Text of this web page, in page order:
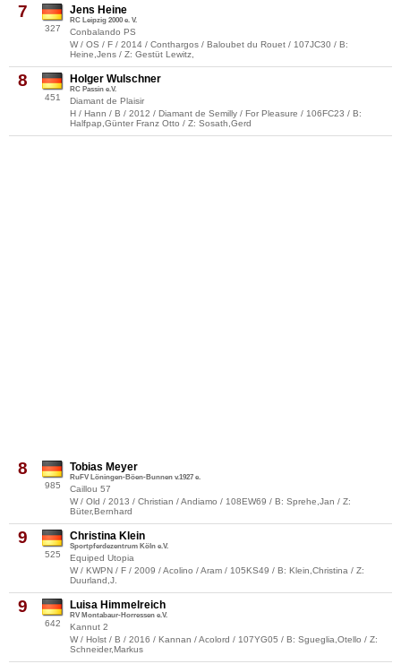
7
327
Jens Heine
RC Leipzig 2000 e. V.
Conbalando PS
W / OS / F / 2014 / Conthargos / Baloubet du Rouet / 107JC30 / B:
Heine,Jens / Z: Gestüt Lewitz,
8
451
Holger Wulschner
RC Passin e.V.
Diamant de Plaisir
H / Hann / B / 2012 / Diamant de Semilly / For Pleasure / 106FC23 / B:
Halfpap,Günter Franz Otto / Z: Sosath,Gerd
8
985
Tobias Meyer
RuFV Löningen-Böen-Bunnen v.1927 e.
Caillou 57
W / Old / 2013 / Christian / Andiamo / 108EW69 / B: Sprehe,Jan / Z:
Büter,Bernhard
9
525
Christina Klein
Sportpferdezentrum Köln e.V.
Equiped Utopia
W / KWPN / F / 2009 / Acolino / Aram / 105KS49 / B: Klein,Christina / Z:
Duurland,J.
9
642
Luisa Himmelreich
RV Montabaur-Horressen e.V.
Kannut 2
W / Holst / B / 2016 / Kannan / Acolord / 107YG05 / B: Sgueglia,Otello / Z:
Schneider,Markus